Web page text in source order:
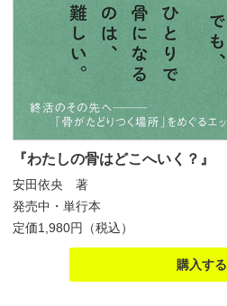
『わたしの骨はどこへいく？』
安田依央 著
発売中・単行本
定価1,980円（税込）
購入する